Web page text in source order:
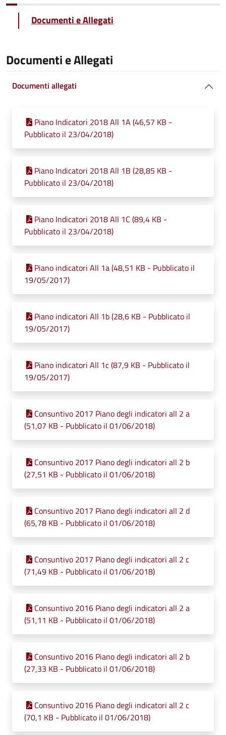
Documenti e Allegati
Documenti e Allegati
Documenti allegati
Piano Indicatori 2018 All 1A (46,57 KB -
Pubblicato il 23/04/2018)
Piano Indicatori 2018 All 1B (28,85 KB -
Pubblicato il 23/04/2018)
Piano Indicatori 2018 All 1C (89,4 KB -
Pubblicato il 23/04/2018)
Piano indicatori All 1a (48,51 KB - Pubblicato il
19/05/2017)
Piano indicatori All 1b (28,6 KB - Pubblicato il
19/05/2017)
Piano indicatori All 1c (87,9 KB - Pubblicato il
19/05/2017)
Consuntivo 2017 Piano degli indicatori all 2 a
(51,07 KB - Pubblicato il 01/06/2018)
Consuntivo 2017 Piano degli indicatori all 2 b
(27,51 KB - Pubblicato il 01/06/2018)
Consuntivo 2017 Piano degli indicatori all 2 d
(65,78 KB - Pubblicato il 01/06/2018)
Consuntivo 2017 Piano degli indicatori all 2 c
(71,49 KB - Pubblicato il 01/06/2018)
Consuntivo 2016 Piano degli indicatori all 2 a
(51,11 KB - Pubblicato il 01/06/2018)
Consuntivo 2016 Piano degli indicatori all 2 b
(27,33 KB - Pubblicato il 01/06/2018)
Consuntivo 2016 Piano degli indicatori all 2 c
(70,1 KB - Pubblicato il 01/06/2018)